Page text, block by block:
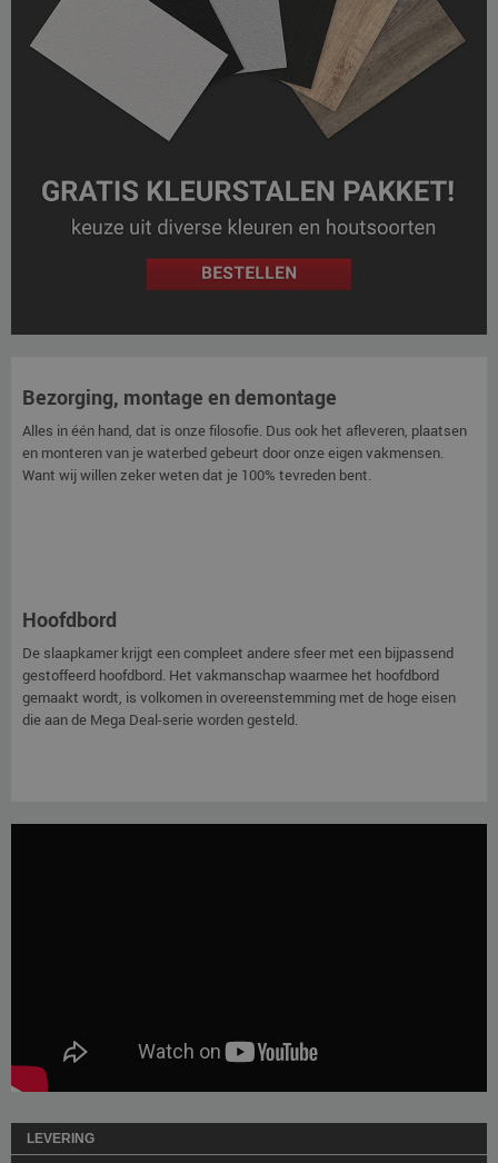
Bezorging, montage en demontage
Alles in één hand, dat is onze filosofie. Dus ook het afleveren, plaatsen
en monteren van je waterbed gebeurt door onze eigen vakmensen.
Want wij willen zeker weten dat je 100% tevreden bent.
Hoofdbord
De slaapkamer krijgt een compleet andere sfeer met een bijpassend
gestoffeerd hoofdbord. Het vakmanschap waarmee het hoofdbord
gemaakt wordt, is volkomen in overeenstemming met de hoge eisen
die aan de Mega Deal-serie worden gesteld.
LEVERING